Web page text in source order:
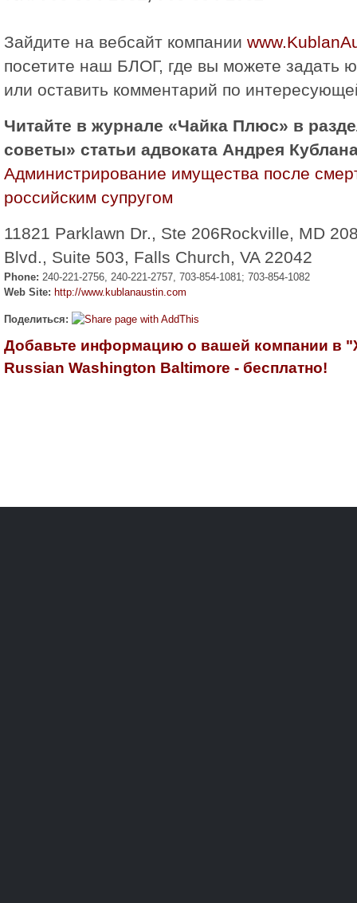
Зайдите на вeбсайт компании
посетите наш БЛОГ, где вы можете задать
или оставить комментарий по
Читайте в журнале «Чайка Плюс» в
советы» статьи адвоката Андрея
Администрирование имущества после
российским супругом
11821 Parklawn Dr., Ste 206Rockville, MD
Blvd., Suite 503, Falls Church, VA 22042
Phone: 240-221-2756, 240-221-2757, 703-854-1081; 703-854-1082
Web Site: http://www.kublanaustin.com
Поделиться:
Добавьте информацию о вашей компании в
Russian Washington Baltimore - бесплатно!